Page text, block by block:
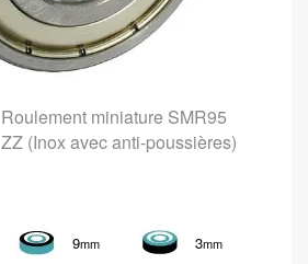
Roulement miniature SMR95
ZZ (Inox avec anti-poussières)
9mm 3mm